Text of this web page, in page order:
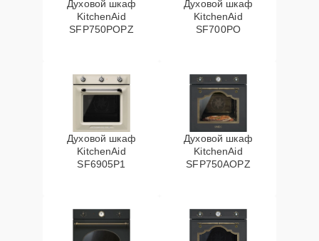
Духовой шкаф
KitchenAid
SFP750POPZ
Духовой шкаф
KitchenAid
SF700PO
Духовой шкаф
KitchenAid
SF6905P1
Духовой шкаф
KitchenAid
SFP750AOPZ